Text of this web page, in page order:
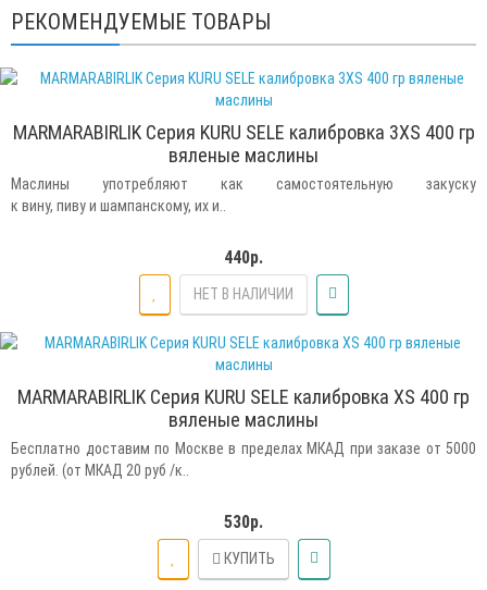
РЕКОМЕНДУЕМЫЕ ТОВАРЫ
MARMARABIRLIK Серия KURU SELE калибровка 3XS 400 гр
вяленые маслины
Маслины употребляют как самостоятельную закуску
к вину, пиву и шампанскому, их и..
440р.
НЕТ В НАЛИЧИИ
MARMARABIRLIK Серия KURU SELE калибровка XS 400 гр
вяленые маслины
Бесплатно доставим по Москве в пределах МКАД при заказе от 5000
рублей. (от МКАД 20 руб /к..
530р.
КУПИТЬ